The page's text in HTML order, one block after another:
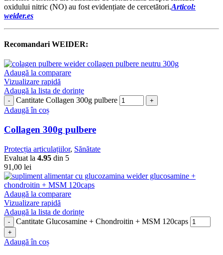
oxidului nitric (NO) au fost evidențiate de cercetători.Articol:
weider.es
Recomandari WEIDER:
Adaugă la comparare
Vizualizare rapidă
Adaugă la lista de dorințe
Cantitate Collagen 300g pulbere
Adaugă în coș
Collagen 300g pulbere
Protecția articulațiilor, Sănătate
Evaluat la 4.95 din 5
91,00 lei
Adaugă la comparare
Vizualizare rapidă
Adaugă la lista de dorințe
Cantitate Glucosamine + Chondroitin + MSM 120caps
Adaugă în coș